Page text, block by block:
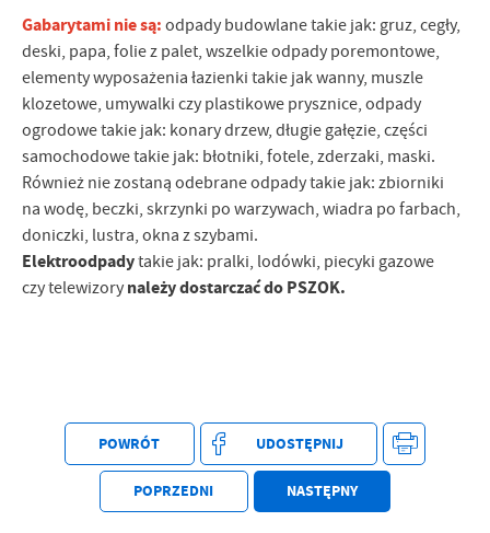
Gabarytami nie są:odpady budowlane takie jak: gruz, cegły,
deski, papa, folie z palet, wszelkie odpady poremontowe,
elementy wyposażenia łazienki takie jak wanny, muszle
klozetowe, umywalki czy plastikowe prysznice, odpady
ogrodowe takie jak: konary drzew, długie gałęzie, części
samochodowe takie jak: błotniki, fotele, zderzaki, maski.
Również nie zostaną odebrane odpady takie jak: zbiorniki
na wodę, beczki, skrzynki po warzywach, wiadra po farbach,
doniczki, lustra, okna z szybami.
Elektroodpadytakie jak: pralki, lodówki, piecyki gazowe
czy telewizorynależy dostarczać do PSZOK.
POWRÓT UDOSTĘPNIJ
POPRZEDNI NASTĘPNY